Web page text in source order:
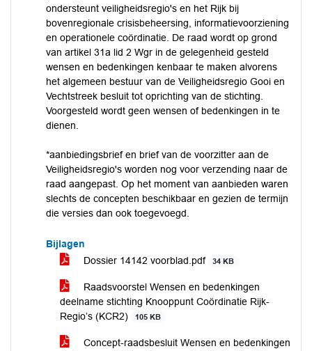
ondersteunt veiligheidsregio's en het Rijk bij
bovenregionale crisisbeheersing, informatievoorziening
en operationele coördinatie. De raad wordt op grond
van artikel 31a lid 2 Wgr in de gelegenheid gesteld
wensen en bedenkingen kenbaar te maken alvorens
het algemeen bestuur van de Veiligheidsregio Gooi en
Vechtstreek besluit tot oprichting van de stichting.
Voorgesteld wordt geen wensen of bedenkingen in te
dienen.
*aanbiedingsbrief en brief van de voorzitter aan de
Veiligheidsregio's worden nog voor verzending naar de
raad aangepast. Op het moment van aanbieden waren
slechts de concepten beschikbaar en gezien de termijn
die versies dan ook toegevoegd.
Bijlagen
Dossier 14142 voorblad.pdf
34 KB
Raadsvoorstel Wensen en bedenkingen
deelname stichting Knooppunt Coördinatie Rijk-
Regio’s (KCR2)
105 KB
Concept-raadsbesluit Wensen en bedenkingen